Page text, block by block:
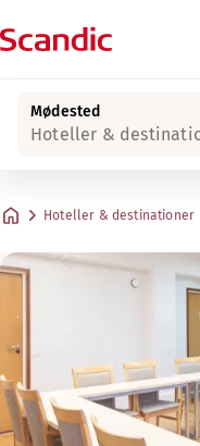
Mødested
Hoteller &
Hoteller & destinationer